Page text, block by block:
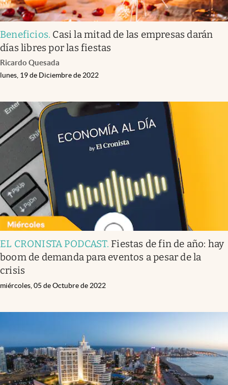
Beneficios. Casi la mitad de las empresas darán
días libres por las fiestas
Ricardo Quesada
lunes, 19 de Diciembre de 2022
EL CRONISTA PODCAST. Fiestas de fin de año: hay
boom de demanda para eventos a pesar de la
crisis
miércoles, 05 de Octubre de 2022